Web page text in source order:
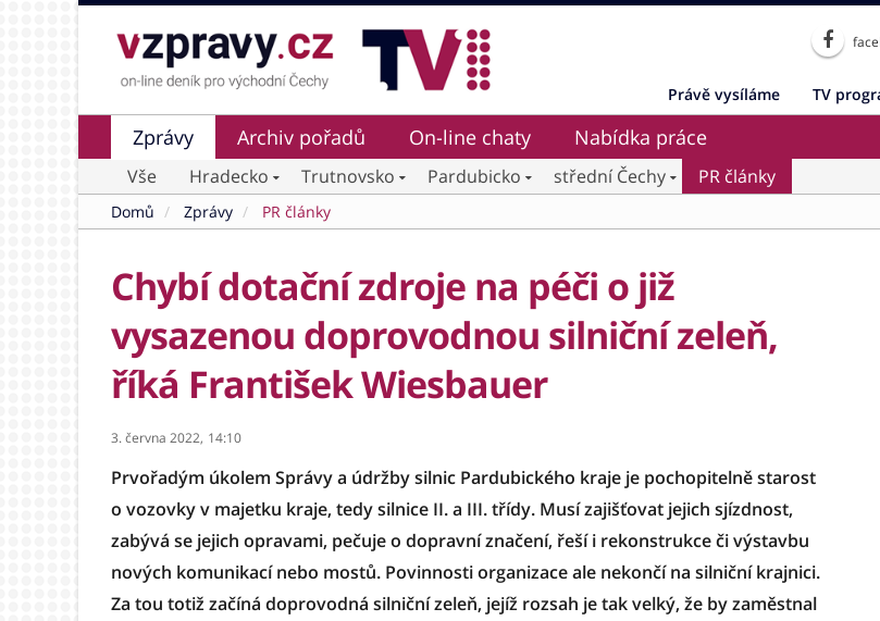
Právě vysíláme TV
Zprávy Archiv pořadů On-line chaty Nabídka práce
Vše Hradecko Trutnovsko Pardubicko střední Čechy PR články
Domů Zprávy PR články
Chybí dotační zdroje na péči o již
vysazenou doprovodnou silniční zeleň,
říká František Wiesbauer
3. června 2022, 14:10
Prvořadým úkolem Správy a údržby silnic Pardubického kraje je pochopitelně starost
o vozovky v majetku kraje, tedy silnice II. a III. třídy. Musí zajišťovat jejich sjízdnost,
zabývá se jejich opravami, pečuje o dopravní značení, řeší i rekonstrukce či výstavbu
nových komunikací nebo mostů. Povinnosti organizace ale nekončí na silniční krajnici.
Za tou totiž začíná doprovodná silniční zeleň, jejíž rozsah je tak velký, že by zaměstnal